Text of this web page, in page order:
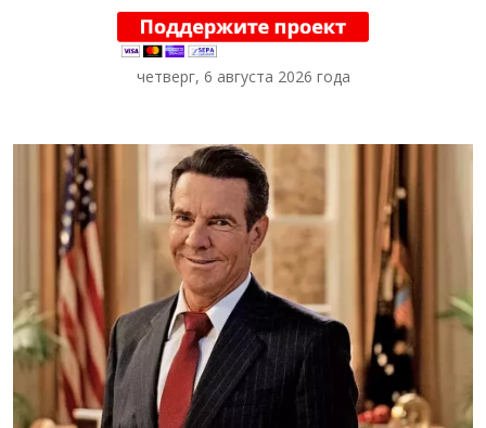
четверг, 6 августа 2026 года